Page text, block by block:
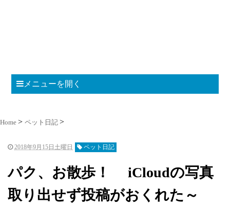
メニューを開く
Home ペット日記
2018年9月15日土曜日 ペット日記
パク、お散歩！ iCloudの写真
取り出せず投稿がおくれた～